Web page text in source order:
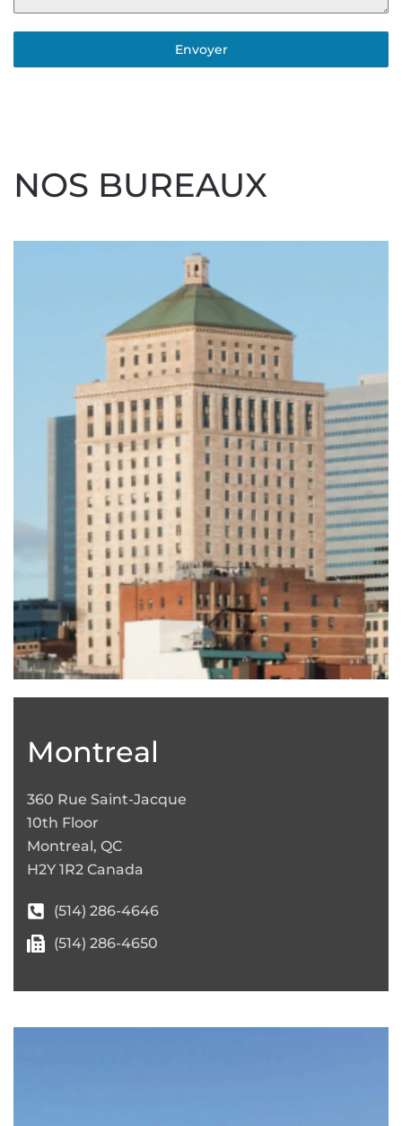
Envoyer
NOS BUREAUX
−
Leaflet|©OpenStreetMap
Montreal
360 Rue Saint-Jacque
10th Floor
Montreal, QC
H2Y 1R2 Canada
(514) 286-4646
(514) 286-4650